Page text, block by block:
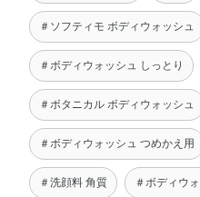
＃ソフティモ ボディウォッシュ
＃ボディウォッシュ しっとり
＃ボタニカル ボディウォッシュ
＃ボディウォッシュ つめかえ用
＃洗顔料 角質 ＃ボディウ